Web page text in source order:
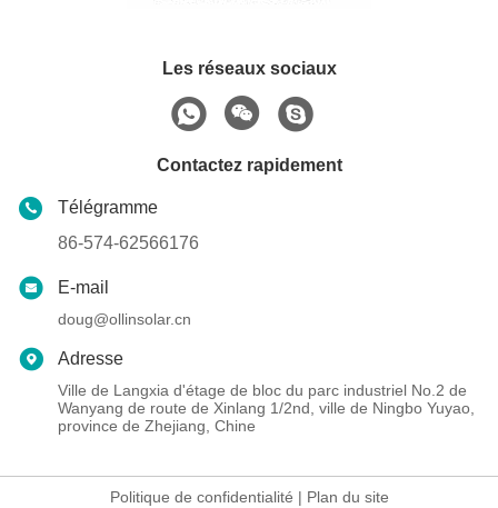
Les réseaux sociaux
Contactez rapidement
Télégramme
86-574-62566176
E-mail
doug@ollinsolar.cn
Adresse
Ville de Langxia d'étage de bloc du parc industriel No.2 de
Wanyang de route de Xinlang 1/2nd, ville de Ningbo Yuyao,
province de Zhejiang, Chine
Politique de confidentialité | Plan du site